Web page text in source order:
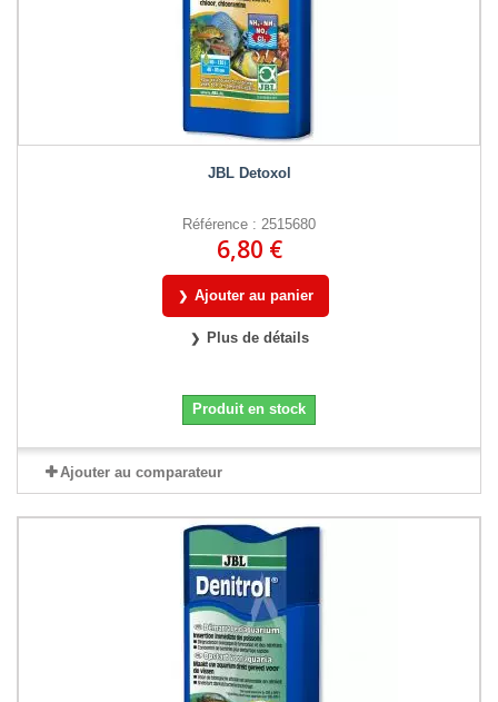
JBL Detoxol
Référence : 2515680
6,80 €
Ajouter au panier
Plus de détails
Produit en stock
Ajouter au comparateur